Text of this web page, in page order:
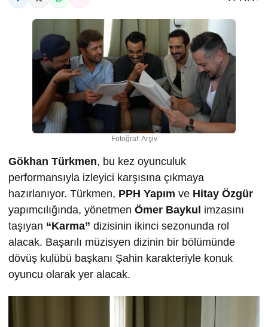
Fotoğraf: Arşiv
Gökhan Türkmen, bu kez oyunculuk
performansıyla izleyici karşısına çıkmaya
hazırlanıyor. Türkmen, PPH Yapım ve Hitay Özgür
yapımcılığında, yönetmen Ömer Baykul imzasını
taşıyan “Karma” dizisinin ikinci sezonunda rol
alacak. Başarılı müzisyen dizinin bir bölümünde
dövüş kulübü başkanı Şahin karakteriyle konuk
oyuncu olarak yer alacak.